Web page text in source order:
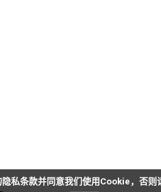
私条款并同意我们使用Cookie，否则